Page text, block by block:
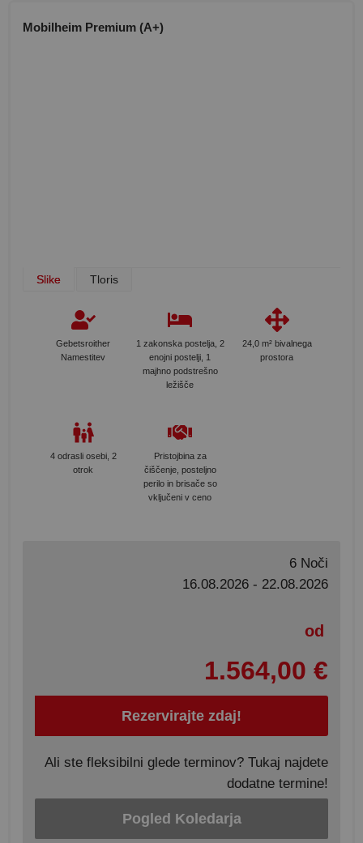
Mobilheim Premium (A+)
Slike Tloris
Gebetsroither
Namestitev
1 zakonska postelja, 2
enojni postelji, 1
majhno podstrešno
ležišče
24,0 m² bivalnega
prostora
4 odrasli osebi, 2
otrok
Pristojbina za
čiščenje, posteljno
perilo in brisače so
vključeni v ceno
6 Noči
16.08.2026 - 22.08.2026
od
1.564,00 €
Rezervirajte zdaj!
Ali ste fleksibilni glede terminov? Tukaj najdete
dodatne termine!
Pogled Koledarja